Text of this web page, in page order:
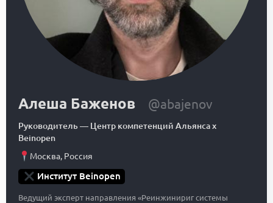
Алеша Баженов @abajenov
Руководитель— Центр компетенций Альянса x
Beinopen
Москва, Россия
Институт Beinopen
Ведущий эксперт направления «Реинжинириг системы